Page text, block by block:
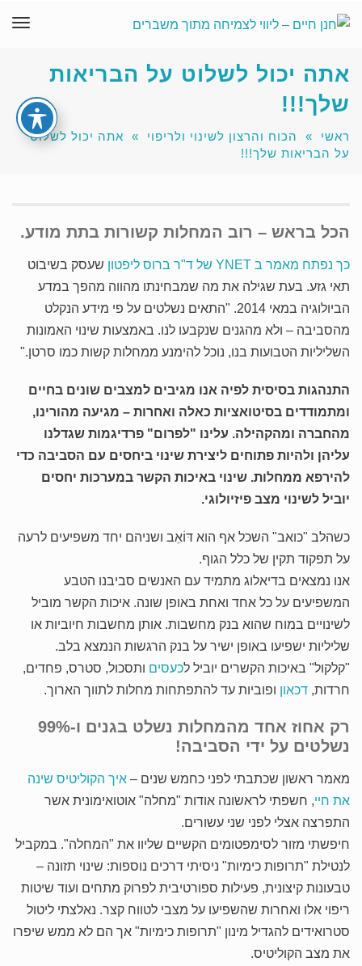
אתה יכול לשלוט על הבריאות
שלך!!!
ראשי » הכוח והרצון לשינוי ולריפוי »
אתה יכול לשלוט
על הבריאות שלך!!!
הכל בראש – רוב המחלות קשורות בתת מודע.
כך נפתח מאמר ב YNET של ד"ר ברוס ליפטון
שעסק בשיבוט
תאי גזע. בעת שגילה את מה שמבחינתו מהווה מהפך במדע
הביולוגיה במאי 2014. "התאים נשלטים על פי מידע הנקלט
מהסביבה – ולא מהגנים שנקבעו לנו. באמצעות שינוי האמונות
השליליות הטבועות בנו, נוכל להימנע ממחלות קשות כמו סרטן."
התנהגות בסיסית לפיה אנו מגיבים למצבים שונים בחיים
ומתמודדים בסיטואציות כאלה ואחרות – מגיעה מהורינו,
מהחברה ומהקהילה. עלינו "לפרום" פרדיגמות שגדלנו
עליהן ולהיות פתוחים ליצירת שינוי ביחסים עם הסביבה כדי
להירפא ממחלות. שינוי באיכות הקשר במערכות יחסים
יוביל לשינוי מצב פיזיולוגי.
כשהלב "כואב" השכל אף הוא דּוֹאֵב ושניהם יחד משפיעים לרעה
על תפקוד תקין של כלל הגוף.
אנו נמצאים בדיאלוג מתמיד עם האנשים סביבנו הטבע
המשפיעים על כל אחד ואחת באופן שונה. איכות הקשר מוביל
לשינויים במוח שהוא בנק מחשבות. אותן מחשבות חיוביות או
שליליות ישפיעו באופן ישיר על בנק הרגשות הנמצא בלב.
"קלקול" באיכות הקשרים יוביל לכעסים ותסכול, סטרס, פחדים,
חרדות, דכאון ופוביות עד להתפתחות מחלות לתווך הארוך.
רק אחוז אחד מהמחלות נשלט בגנים ו-99%
נשלטים על ידי הסביבה!
מאמר ראשון שכתבתי לפני כחמש שנים – איך הקוליטיס שינה
את חיי, חשפתי לראשונה אודות "מחלה" אוטואימונית אשר
התפרצה אצלי לפני שני עשורים.
חיפשתי מזור לסימפטומים הקשיים שליוו את "המחלה". במקביל
לנטילת "תרופות כימיות" ניסיתי דרכים נוספות: שינוי תזונה –
טבעונות קיצונית, פעילות ספורטיבית לפרוק מתחים ועוד שיטות
ריפוי אלו ואחרות שהשפיעו על מצבי לטווח קצר. נאלצתי ליטול
סטרואידים להגדיל מינון "תרופות כימיות" אך הם לא ממש שיפרו
את מצב הקוליטיס.